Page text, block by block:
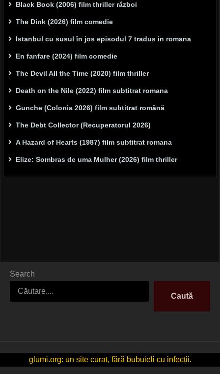
Black Book (2006) film thriller război
The Dink (2026) film comedie
Istanbul cu susul în jos episodul 7 tradus in romana
En fanfare (2024) film comedie
The Devil All the Time (2020) film thriller
Death on the Nile (2022) film subtitrat romana
Gunche (Colonia 2026) film subtitrat română
The Debt Collector (Recuperatorul 2026)
A Hazard of Hearts (1987) film subtitrat romana
Elize: Sombras de uma Mulher (2026) film thriller
Search
Caută
glumi.org: un site curat, fără bubuieli cu infecții.